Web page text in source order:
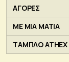
ΑΓΟΡΕΣ
ΜΕ ΜΙΑ ΜΑΤΙΑ
ΤΑΜΠΛΟ ATHEX